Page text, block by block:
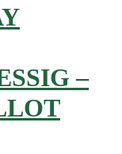
– E
2